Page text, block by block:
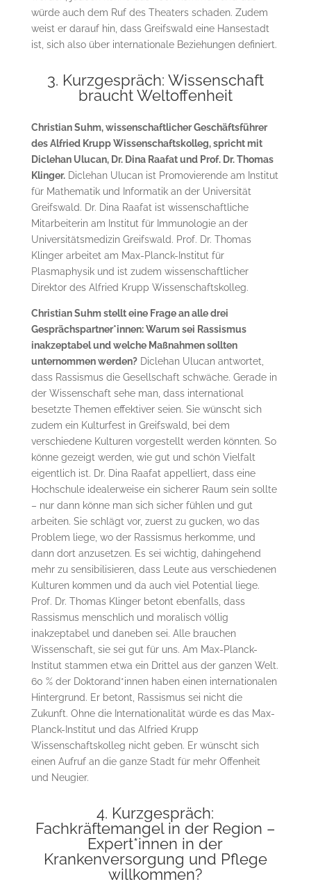
würde auch dem Ruf des Theaters schaden. Zudem
weist er darauf hin, dass Greifswald eine Hansestadt
ist, sich also über internationale Beziehungen definiert.
3. Kurzgespräch: Wissenschaft
braucht Weltoffenheit
Christian Suhm, wissenschaftlicher Geschäftsführer
des Alfried Krupp Wissenschaftskolleg, spricht mit
Diclehan Ulucan, Dr. Dina Raafat und Prof. Dr. Thomas
Klinger.Diclehan Ulucan ist Promovierende am Institut
für Mathematik und Informatik an der Universität
Greifswald. Dr. Dina Raafat ist wissenschaftliche
Mitarbeiterin am Institut für Immunologie an der
Universitätsmedizin Greifswald. Prof. Dr. Thomas
Klinger arbeitet am Max-Planck-Institut für
Plasmaphysik und ist zudem wissenschaftlicher
Direktor des Alfried Krupp Wissenschaftskolleg.
Christian Suhm stellt eine Frage an alle drei
Gesprächspartner*innen: Warum sei Rassismus
inakzeptabel und welche Maßnahmen sollten
unternommen werden?Diclehan Ulucan antwortet,
dass Rassismus die Gesellschaft schwäche. Gerade in
der Wissenschaft sehe man, dass international
besetzte Themen effektiver seien. Sie wünscht sich
zudem ein Kulturfest in Greifswald, bei dem
verschiedene Kulturen vorgestellt werden könnten. So
könne gezeigt werden, wie gut und schön Vielfalt
eigentlich ist. Dr. Dina Raafat appelliert, dass eine
Hochschule idealerweise ein sicherer Raum sein sollte
– nur dann könne man sich sicher fühlen und gut
arbeiten. Sie schlägt vor, zuerst zu gucken, wo das
Problem liege, wo der Rassismus herkomme, und
dann dort anzusetzen. Es sei wichtig, dahingehend
mehr zu sensibilisieren, dass Leute aus verschiedenen
Kulturen kommen und da auch viel Potential liege.
Prof. Dr. Thomas Klinger betont ebenfalls, dass
Rassismus menschlich und moralisch völlig
inakzeptabel und daneben sei. Alle brauchen
Wissenschaft, sie sei gut für uns. Am Max-Planck-
Institut stammen etwa ein Drittel aus der ganzen Welt.
60 % der Doktorand*innen haben einen internationalen
Hintergrund. Er betont, Rassismus sei nicht die
Zukunft. Ohne die Internationalität würde es das Max-
Planck-Institut und das Alfried Krupp
Wissenschaftskolleg nicht geben. Er wünscht sich
einen Aufruf an die ganze Stadt für mehr Offenheit
und Neugier.
4. Kurzgespräch:
Fachkräftemangel in der Region –
Expert*innen in der
Krankenversorgung und Pflege
willkommen?